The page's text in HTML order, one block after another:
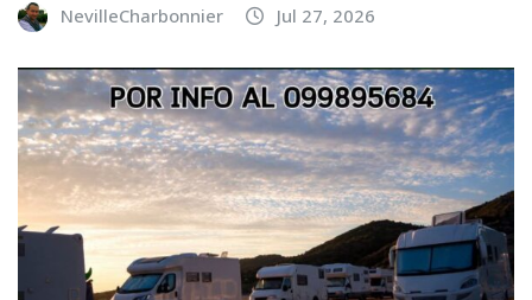
NevilleCharbonnier Jul 27, 2026